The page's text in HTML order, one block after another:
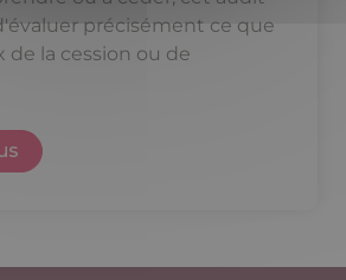
précisément ce que
de la cession ou de